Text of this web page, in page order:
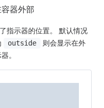
器外部
指示器的位置。 默认情况
outside
则会显示在外
。